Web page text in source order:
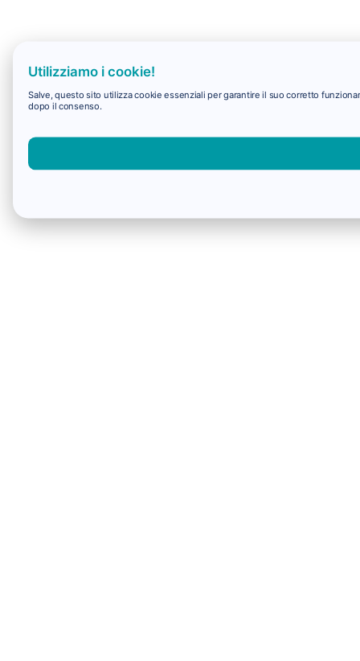
Utilizziamo i cookie!
Salve, questo sito utilizza cookie essenziali per garantire il suo corretto
dopo il consenso.